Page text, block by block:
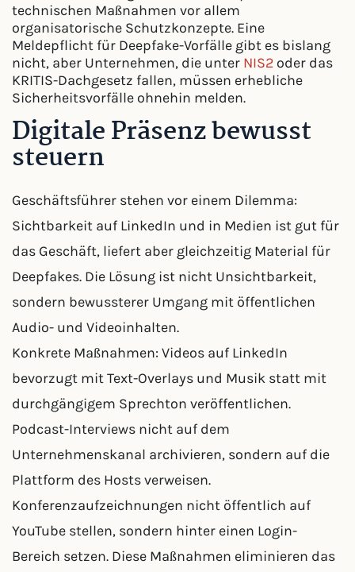
technischen Maßnahmen vor allem
organisatorische Schutzkonzepte. Eine
Meldepflicht für Deepfake-Vorfälle gibt es bislang
nicht, aber Unternehmen, die unter NIS2 oder das
KRITIS-Dachgesetz fallen, müssen erhebliche
Sicherheitsvorfälle ohnehin melden.
Digitale Präsenz bewusst
steuern
Geschäftsführer stehen vor einem Dilemma:
Sichtbarkeit auf LinkedIn und in Medien ist gut für
das Geschäft, liefert aber gleichzeitig Material für
Deepfakes. Die Lösung ist nicht Unsichtbarkeit,
sondern bewussterer Umgang mit öffentlichen
Audio- und Videoinhalten.
Konkrete Maßnahmen: Videos auf LinkedIn
bevorzugt mit Text-Overlays und Musik statt mit
durchgängigem Sprechton veröffentlichen.
Podcast-Interviews nicht auf dem
Unternehmenskanal archivieren, sondern auf die
Plattform des Hosts verweisen.
Konferenzaufzeichnungen nicht öffentlich auf
YouTube stellen, sondern hinter einen Login-
Bereich setzen. Diese Maßnahmen eliminieren das